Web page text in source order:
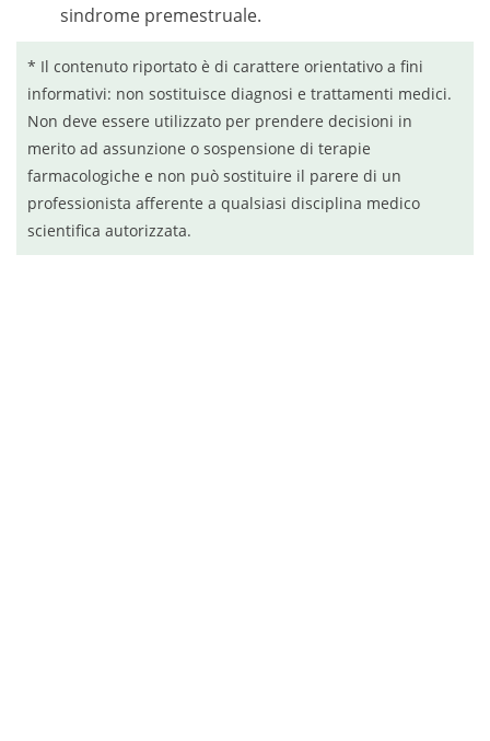
sindrome premestruale.
* Il contenuto riportato è di carattere orientativo a fini
informativi: non sostituisce diagnosi e trattamenti medici.
Non deve essere utilizzato per prendere decisioni in
merito ad assunzione o sospensione di terapie
farmacologiche e non può sostituire il parere di un
professionista afferente a qualsiasi disciplina medico
scientifica autorizzata.